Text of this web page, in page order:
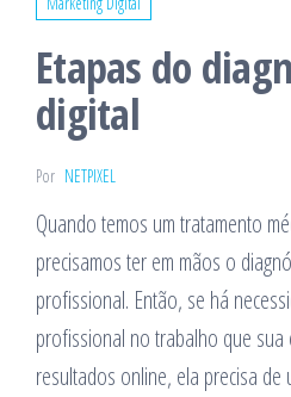
Etapas do
digital
Por NETPIXEL
Quando temos um tratamento
precisamos ter em mãos o
profissional. Então, se há
profissional no trabalho que
resultados online, ela precisa de